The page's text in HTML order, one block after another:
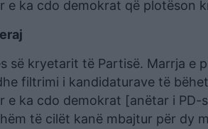
ka cdo demokrat që plotëson
së kryetarit të Partisë. Marrja e
filtrimi i kandidaturave të
e ka cdo demokrat [anëtar i
të cilët kanë mbajtur për dy